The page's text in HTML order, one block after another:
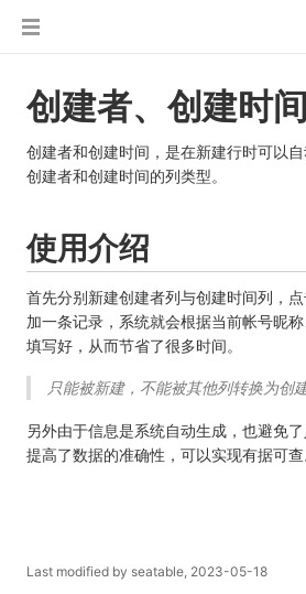
Last modified by
创建者、创建时
创建者和创建时间，是在新建行时可以
创建者和创建时间的列类型。
使用介绍
首先分别新建创建者列与创建时间列，
加一条记录，系统就会根据当前帐号昵
填写好，从而节省了很多时间。
只能被新建，不能被其他列转换为创
另外由于信息是系统自动生成，也避免
提高了数据的准确性，可以实现有据可查
Last modified by seatable, 2023-05-18